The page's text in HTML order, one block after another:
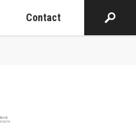
Contact